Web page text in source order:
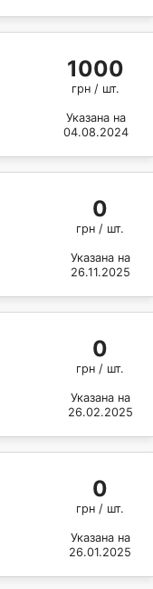
1000
грн / шт.
Указана на
04.08.2024
0
грн / шт.
Указана на
26.11.2025
0
грн / шт.
Указана на
26.02.2025
0
грн / шт.
Указана на
26.01.2025